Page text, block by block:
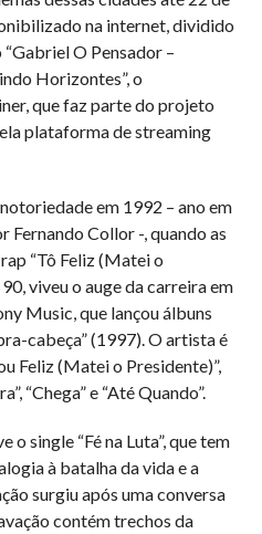
na internet, dividido
O Pensador –
Horizontes”, o
que faz parte do projeto
plataforma de streaming
em 1992 – ano em
Fernando Collor -, quando as
“Tô Feliz (Matei o
viveu o auge da carreira em
Music, que lançou álbuns
cabeça” (1997). O artista é
Feliz (Matei o Presidente)”,
“Chega” e “Até Quando”.
single “Fé na Luta”, que tem
à batalha da vida e a
surgiu após uma conversa
contém trechos da